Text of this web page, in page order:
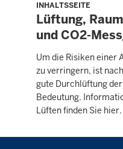
INHALTSSEITE
Lüftung,
und CO2-
Um die Risiken einer
zu verringern, ist
gute Durchlüftung
Bedeutung.
Lüften finden Sie hier.